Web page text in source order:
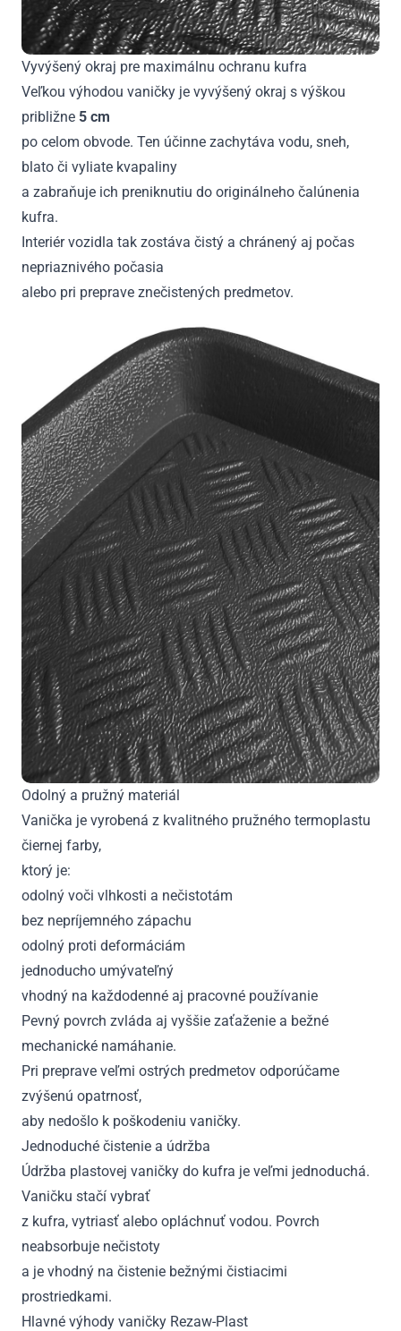
Vyvýšený okraj pre maximálnu ochranu kufra
Veľkou výhodou vaničky je vyvýšený okraj s výškou
približne 5 cm
po celom obvode. Ten účinne zachytáva vodu, sneh,
blato či vyliate kvapaliny
a zabraňuje ich preniknutiu do originálneho čalúnenia
kufra.
Interiér vozidla tak zostáva čistý a chránený aj počas
nepriaznivého počasia
alebo pri preprave znečistených predmetov.
Odolný a pružný materiál
Vanička je vyrobená z kvalitného pružného termoplastu
čiernej farby,
ktorý je:
odolný voči vlhkosti a nečistotám
bez nepríjemného zápachu
odolný proti deformáciám
jednoducho umývateľný
vhodný na každodenné aj pracovné používanie
Pevný povrch zvláda aj vyššie zaťaženie a bežné
mechanické namáhanie.
Pri preprave veľmi ostrých predmetov odporúčame
zvýšenú opatrnosť,
aby nedošlo k poškodeniu vaničky.
Jednoduché čistenie a údržba
Údržba plastovej vaničky do kufra je veľmi jednoduchá.
Vaničku stačí vybrať
z kufra, vytriasť alebo opláchnuť vodou. Povrch
neabsorbuje nečistoty
a je vhodný na čistenie bežnými čistiacimi
prostriedkami.
Hlavné výhody vaničky Rezaw-Plast